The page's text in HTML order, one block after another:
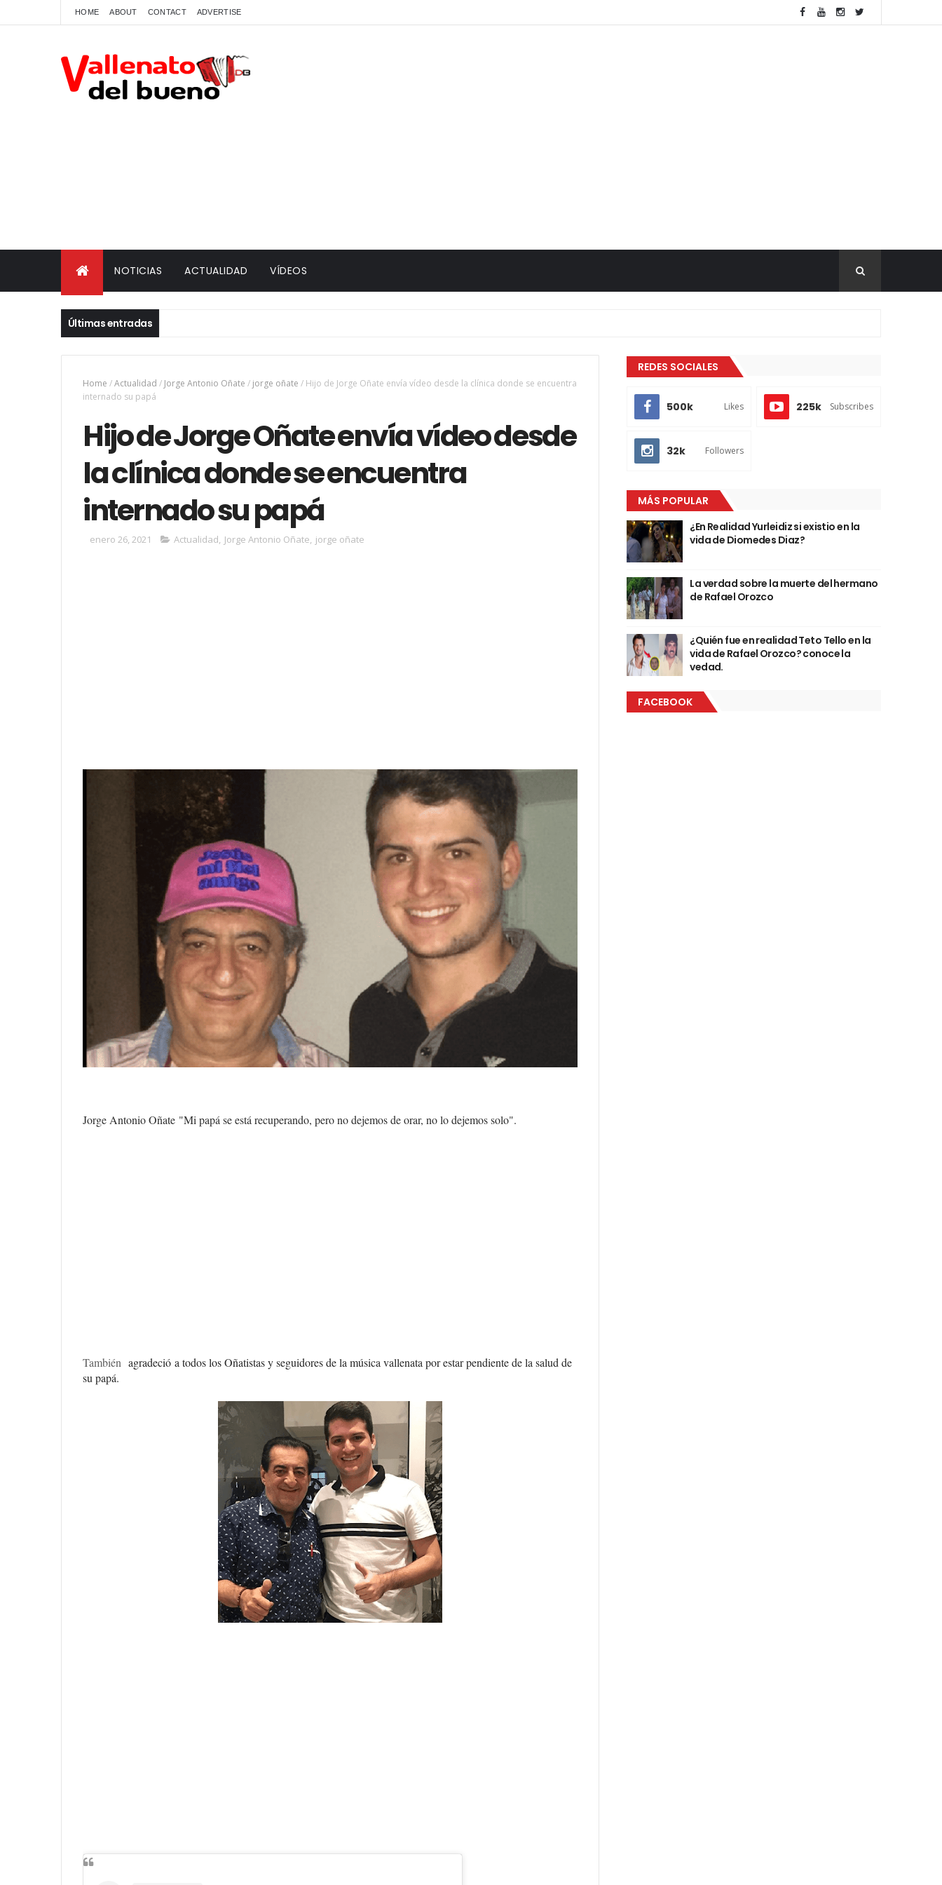
HOME ABOUT CONTACT ADVERTISE
NOTICIAS ACTUALIDAD VÍDEOS
Últimas entradas
Home /Actualidad / Jorge Antonio Oñate / jorge oñate / Hijo de Jorge Oñate envía vídeo desde la clínica donde se encuentra
internado su papá
Hijo de Jorge Oñate envía vídeo desde
la clínica donde se encuentra
internado su papá
enero 26, 2021 Actualidad, Jorge Antonio Oñate, jorge oñate
Jorge Antonio Oñate "Mi papá se está recuperando, pero no dejemos de orar, no lo dejemos solo".
También agradeció a todos los Oñatistas y seguidores de la música vallenata por estar pendiente de la salud de
su papá.
REDES SOCIALES
500k Likes 225k Subscribes
32k Followers
MÁS POPULAR
¿En Realidad Yurleidiz si existio en la
vida de Diomedes Diaz?
La verdad sobre la muerte del hermano
de Rafael Orozco
¿Quién fue en realidad Teto Tello en la
vida de Rafael Orozco? conoce la
vedad.
FACEBOOK